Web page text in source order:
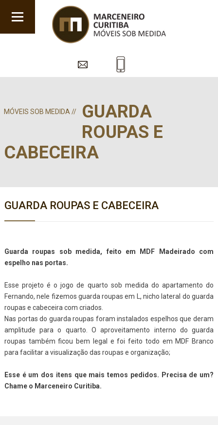
MÓVEIS SOB MEDIDA //
GUARDA
ROUPAS E
CABECEIRA
GUARDA ROUPAS E CABECEIRA
Guarda roupas sob medida, feito em MDF Madeirado com
espelho nas portas.
Esse projeto é o jogo de quarto sob medida do apartamento do
Fernando, nele fizemos guarda roupas em L, nicho lateral do guarda
roupas e cabeceira com criados.
Nas portas do guarda roupas foram instalados espelhos que deram
amplitude para o quarto. O aproveitamento interno do guarda
roupas também ficou bem legal e foi feito todo em MDF Branco
para facilitar a visualização das roupas e organização;
Esse é um dos itens que mais temos pedidos. Precisa de um?
Chame o Marceneiro Curitiba.